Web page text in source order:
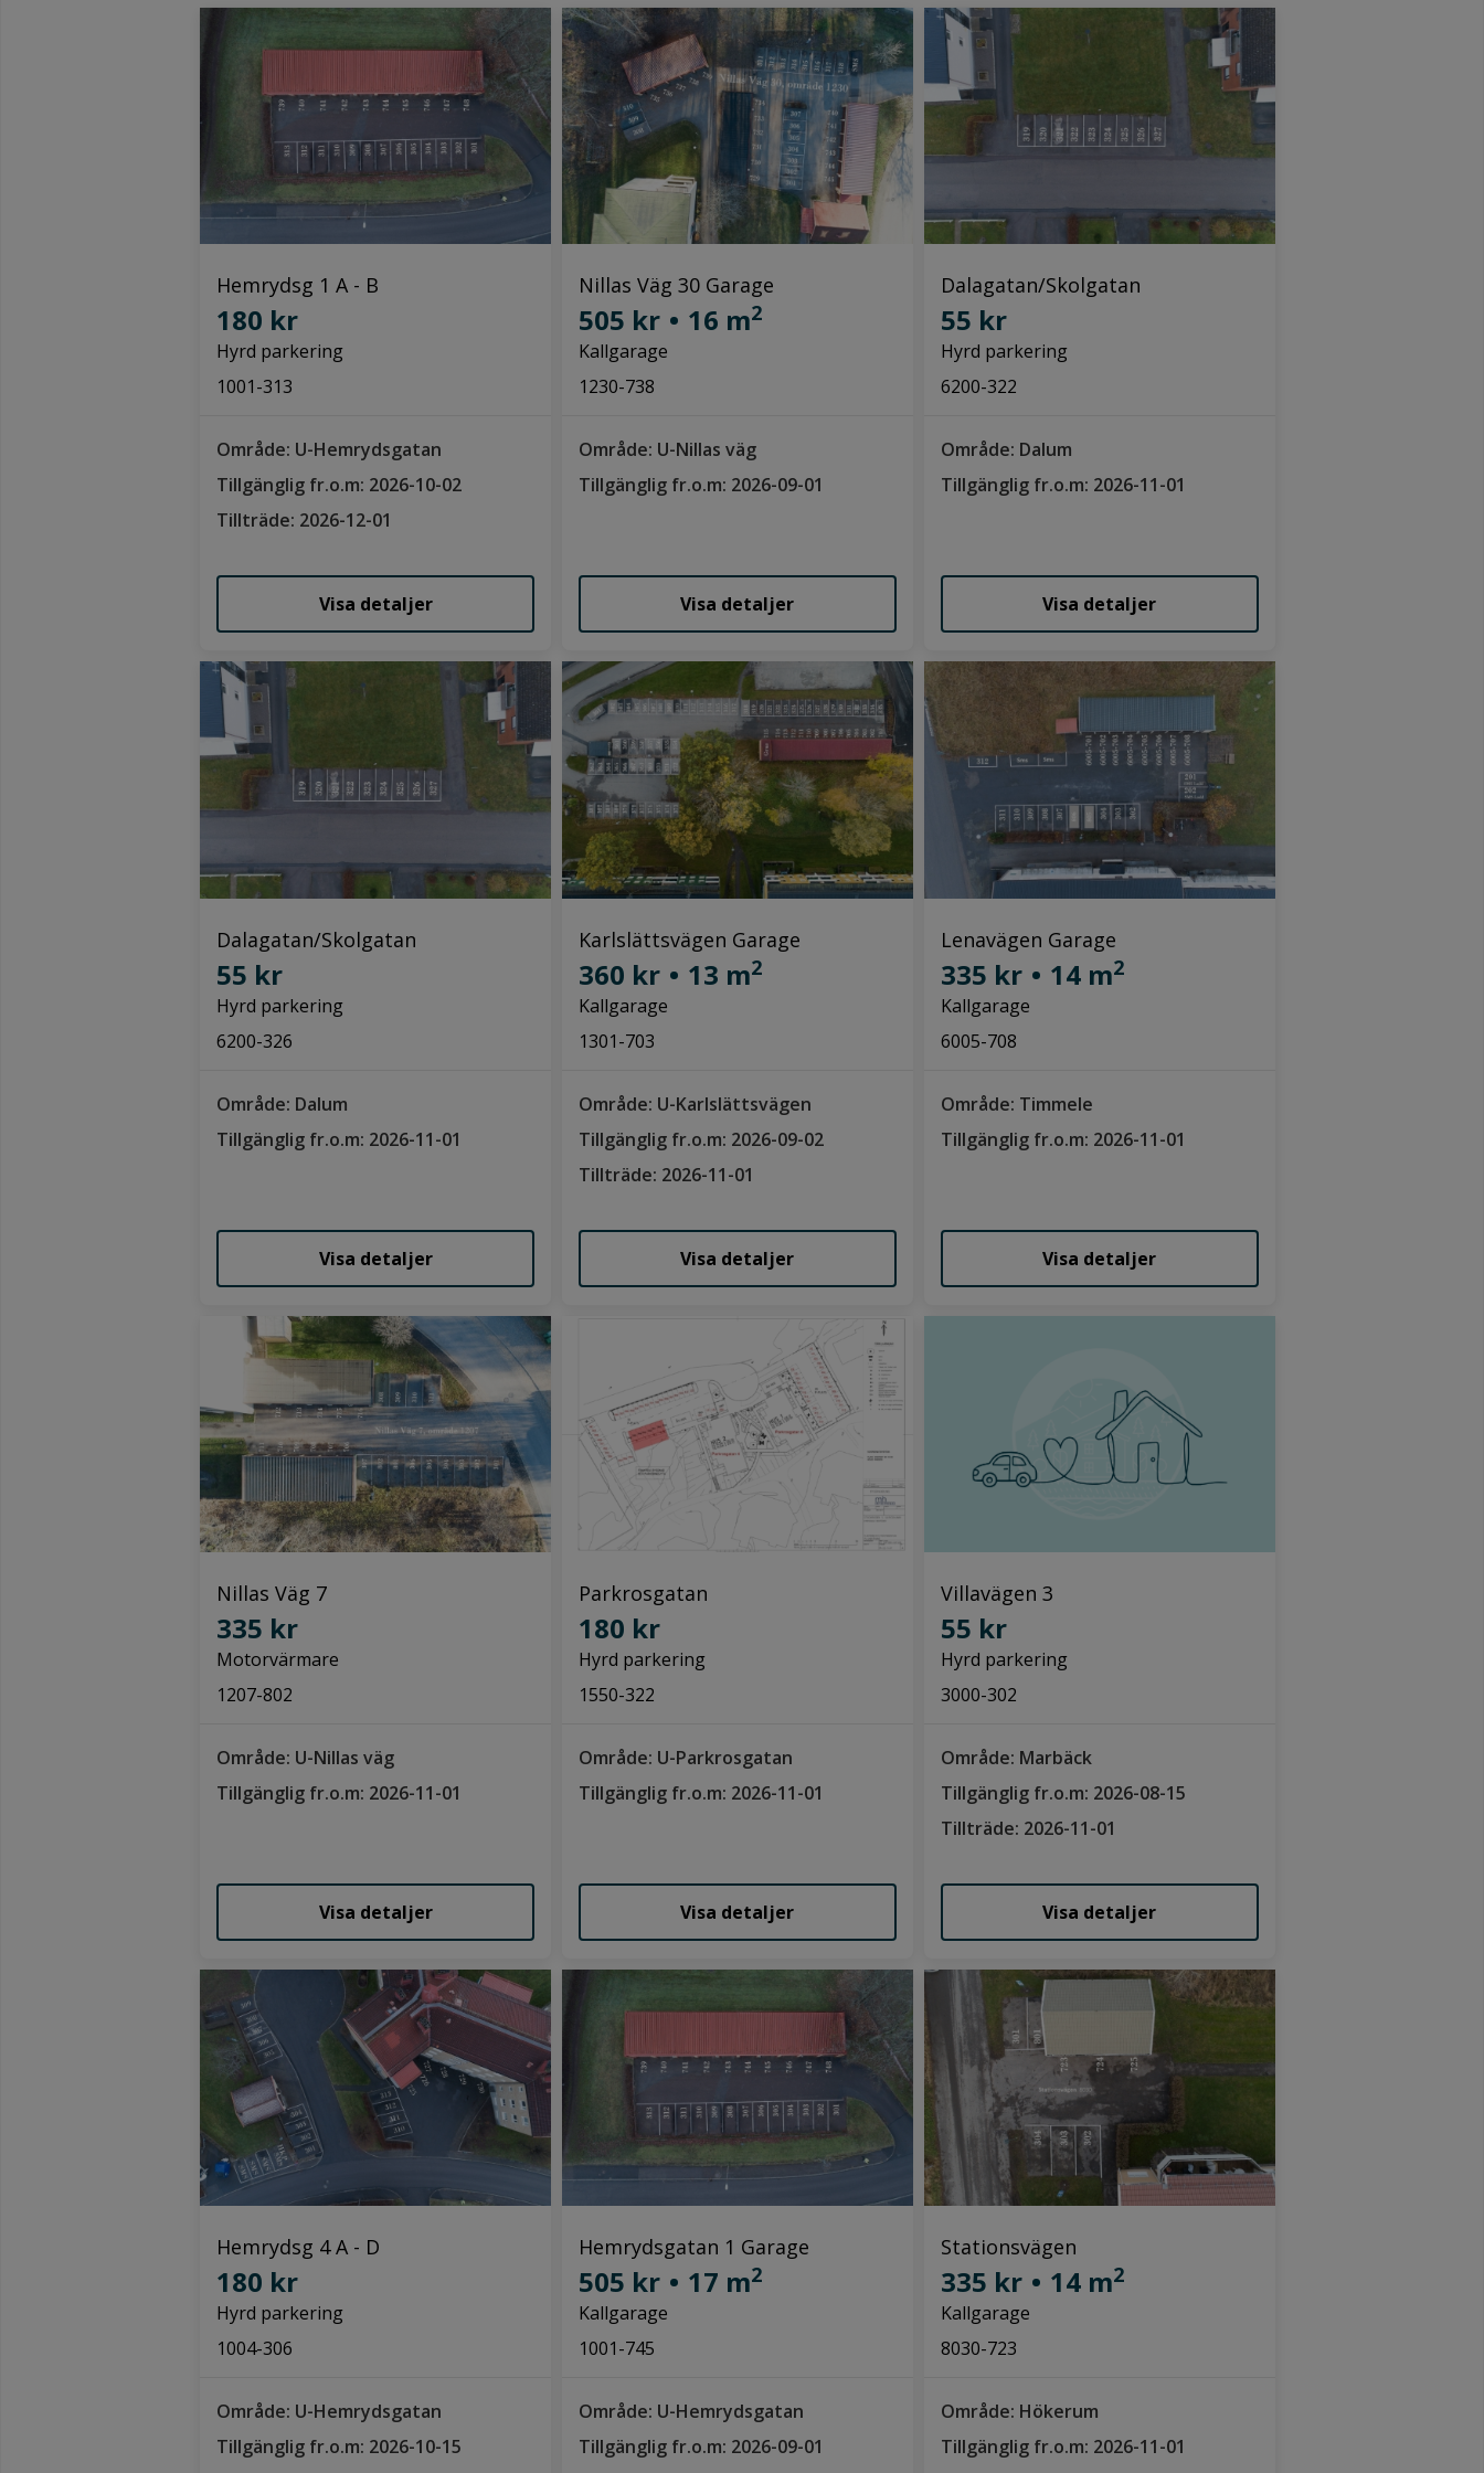
Hemrydsg 1 A - B
180 kr
Hyrd parkering
1001-313
Område: U-Hemrydsgatan
Tillgänglig fr.o.m: 2026-10-02
Tillträde: 2026-12-01
Visa detaljer
Nillas Väg 30 Garage
505 kr • 16 m2
Kallgarage
1230-738
Område: U-Nillas väg
Tillgänglig fr.o.m: 2026-09-01
Visa detaljer
Dalagatan/Skolgatan
55 kr
Hyrd parkering
6200-322
Område: Dalum
Tillgänglig fr.o.m: 2026-11-01
Visa detaljer
Dalagatan/Skolgatan
55 kr
Hyrd parkering
6200-326
Område: Dalum
Tillgänglig fr.o.m: 2026-11-01
Visa detaljer
Karlslättsvägen Garage
360 kr • 13 m2
Kallgarage
1301-703
Område: U-Karlslättsvägen
Tillgänglig fr.o.m: 2026-09-02
Tillträde: 2026-11-01
Visa detaljer
Lenavägen Garage
335 kr • 14 m2
Kallgarage
6005-708
Område: Timmele
Tillgänglig fr.o.m: 2026-11-01
Visa detaljer
Nillas Väg 7
335 kr
Motorvärmare
1207-802
Område: U-Nillas väg
Tillgänglig fr.o.m: 2026-11-01
Visa detaljer
Parkrosgatan
180 kr
Hyrd parkering
1550-322
Område: U-Parkrosgatan
Tillgänglig fr.o.m: 2026-11-01
Visa detaljer
Villavägen 3
55 kr
Hyrd parkering
3000-302
Område: Marbäck
Tillgänglig fr.o.m: 2026-08-15
Tillträde: 2026-11-01
Visa detaljer
Hemrydsg 4 A - D
180 kr
Hyrd parkering
1004-306
Område: U-Hemrydsgatan
Tillgänglig fr.o.m: 2026-10-15
Hemrydsgatan 1 Garage
505 kr • 17 m2
Kallgarage
1001-745
Område: U-Hemrydsgatan
Tillgänglig fr.o.m: 2026-09-01
Stationsvägen
335 kr • 14 m2
Kallgarage
8030-723
Område: Hökerum
Tillgänglig fr.o.m: 2026-11-01